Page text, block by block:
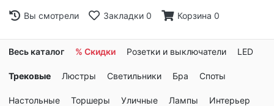
Вы смотрели Закладки 0 Корзина 0
Весь каталог % Скидки Розетки и выключатели LED
Трековые Люстры Светильники Бра Споты
Настольные Торшеры Уличные Лампы Интерьер